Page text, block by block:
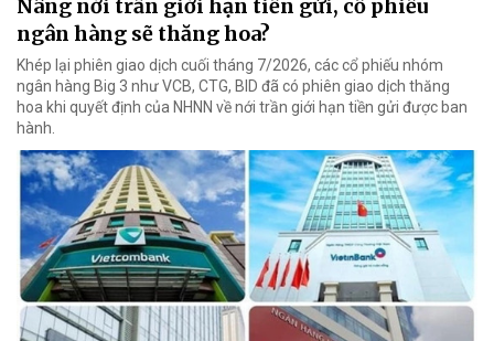
Nâng nới trần giới hạn tiền gửi, cổ phiếu
ngân hàng sẽ thăng hoa?
Khép lại phiên giao dịch cuối tháng 7/2026, các cổ phiếu nhóm
ngân hàng Big 3 như VCB, CTG, BID đã có phiên giao dịch thăng
hoa khi quyết định của NHNN về nới trần giới hạn tiền gửi được ban
hành.